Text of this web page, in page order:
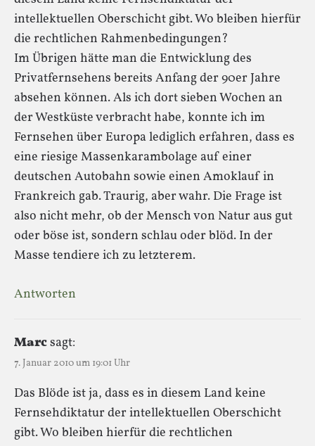
intellektuellen Oberschicht gibt. Wo bleiben hierfür
die rechtlichen Rahmenbedingungen?
Im Übrigen hätte man die Entwicklung des
Privatfernsehens bereits Anfang der 90er Jahre
absehen können. Als ich dort sieben Wochen an
der Westküste verbracht habe, konnte ich im
Fernsehen über Europa lediglich erfahren, dass es
eine riesige Massenkarambolage auf einer
deutschen Autobahn sowie einen Amoklauf in
Frankreich gab. Traurig, aber wahr. Die Frage ist
also nicht mehr, ob der Mensch von Natur aus gut
oder böse ist, sondern schlau oder blöd. In der
Masse tendiere ich zu letzterem.
Antworten
Marcsagt:
7. Januar 2010 um 19:01 Uhr
Das Blöde ist ja, dass es in diesem Land keine
Fernsehdiktatur der intellektuellen Oberschicht
gibt. Wo bleiben hierfür die rechtlichen